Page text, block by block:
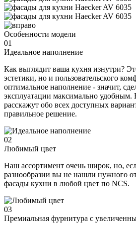
Особенности модели
01
Идеальное наполнение
Как выглядит ваша кухня изнутри?
эстетики, но и пользовательского
оптимальное наполнение - значит,
эксплуатации максимально
расскажут обо всех доступных
правильное решение.
02
Любимый цвет
Наш ассортимент очень широк, но,
разнообразии вы не нашли нужного
фасады кухни в любой цвет по NCS.
03
Премиальная фурнитура с